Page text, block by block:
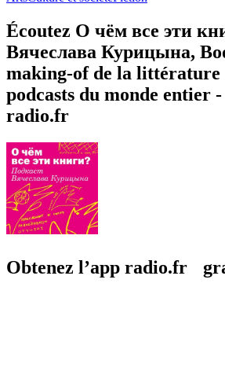
Écoutez О чём все эти
Вячеслава Курицына,
making-of de la littérature
podcasts du monde entier
radio.fr
Obtenez l’app radio.fr